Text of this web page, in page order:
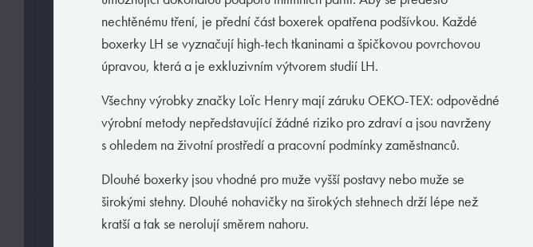
nechtěnému tření, je přední část boxerek opatřena podšívkou. Každé
boxerky LH se vyznačují high-tech tkaninami a špičkovou povrchovou
úpravou, která a je exkluzivním výtvorem studií LH.
Všechny výrobky značky Loïc Henry mají záruku OEKO-TEX: odpovědné
výrobní metody nepředstavující žádné riziko pro zdraví a jsou navrženy
s ohledem na životní prostředí a pracovní podmínky zaměstnanců.
Dlouhé boxerky jsou vhodné pro muže vyšší postavy nebo muže se
širokými stehny. Dlouhé nohavičky na širokých stehnech drží lépe než
kratší a tak se nerolují směrem nahoru.
MATERIÁLY
bavlna elastan
HODÍ SE